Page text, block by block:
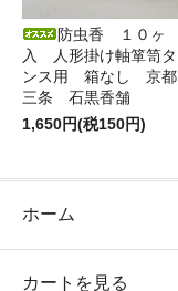
防虫香 １０ヶ
入 人形掛け軸箪笥タ
ンス用 箱なし 京都
三条 石黒香舗
1,650円(税150円)
ホーム
カートを見る